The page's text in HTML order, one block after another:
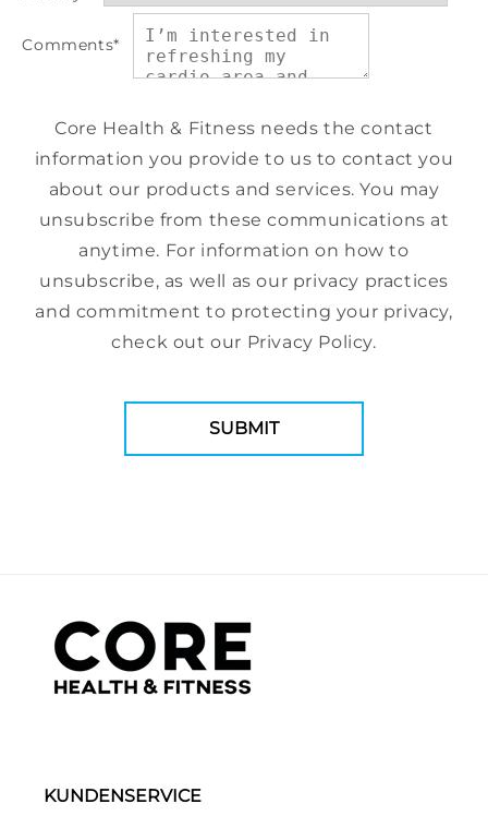
Comments*
Core Health & Fitness needs the contact
information you provide to us to contact you
about our products and services. You may
unsubscribe from these communications at
anytime. For information on how to
unsubscribe, as well as our privacy practices
and commitment to protecting your privacy,
check out our Privacy Policy.
KUNDENSERVICE